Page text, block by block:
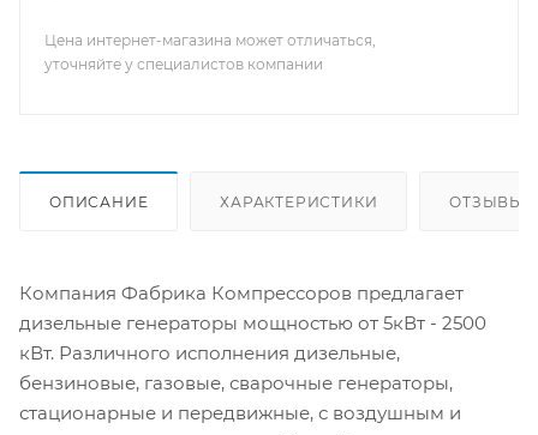
Цена интернет-магазина может отличаться,
уточняйте у специалистов компании
ОПИСАНИЕ ХАРАКТЕРИСТИКИ ОТЗЫВЫ
Компания Фабрика Компрессоров предлагает
дизельные генераторы мощностью от 5кВт - 2500
кВт. Различного исполнения дизельные,
бензиновые, газовые, сварочные генераторы,
стационарные и передвижные, с воздушным и